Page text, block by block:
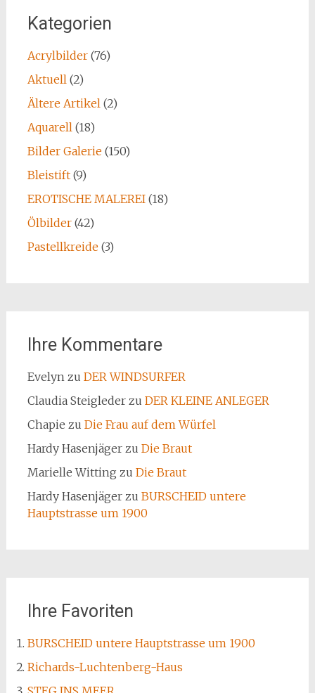
Kategorien
Acrylbilder(76)
Aktuell (2)
Ältere Artikel (2)
Aquarell (18)
Bilder Galerie(150)
Bleistift(9)
EROTISCHE MALEREI(18)
Ölbilder(42)
Pastellkreide(3)
Ihre Kommentare
Evelyn zu DER WINDSURFER
Claudia Steiglederzu DER KLEINE ANLEGER
Chapie zu Die Frau auf dem Würfel
Hardy Hasenjägerzu Die Braut
Marielle Witting zu Die Braut
Hardy Hasenjägerzu BURSCHEID untere
Hauptstrasse um 1900
Ihre Favoriten
BURSCHEID untere Hauptstrasse um 1900
Richards-Luchtenberg-Haus